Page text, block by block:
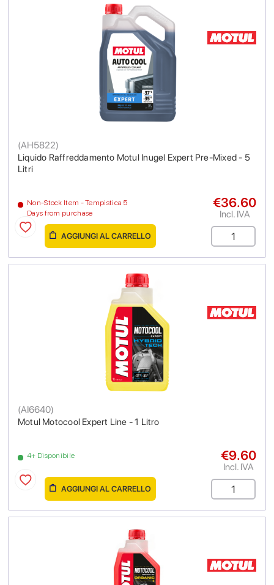
Liquido Raffreddamento Motul Inugel Expert Pre-Mixed - 5
Litri
(AH5822)
Non-Stock Item - Tempistica 5
Days from purchase
€36.60
Incl. IVA
AGGIUNGI AL CARRELLO
Motul Motocool Expert Line - 1 Litro
(AI6640)
4+ Disponibile €9.60
Incl. IVA
AGGIUNGI AL CARRELLO